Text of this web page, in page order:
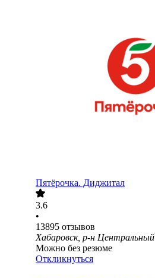
Пятёрочка. Диджитал
3.6
•
13895 отзывов
Хабаровск, р-н Центральный
Можно без резюме
Откликнуться